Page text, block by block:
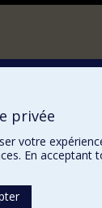
privée
votre
En